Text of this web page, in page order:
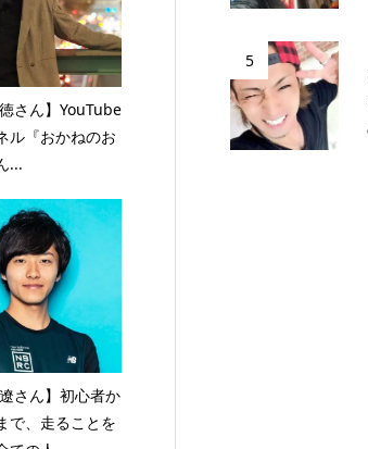
徳さん】YouTube
ル『おかねのお
...
遼さん】初心者か
で、走ることを
5